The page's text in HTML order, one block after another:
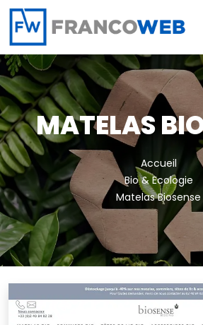
Panneau de gestion des cookies
MATELAS
Accueil
Bio & Ecologie
Matelas Biosense